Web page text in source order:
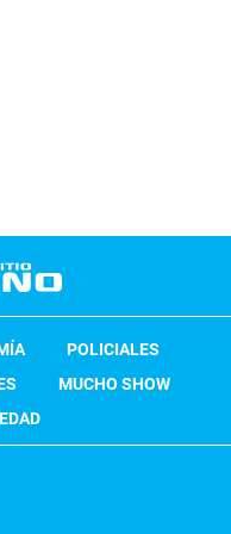
POLICIALES
MUCHO SHOW